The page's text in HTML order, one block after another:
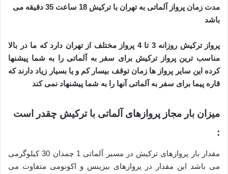
مدت زمان پرواز آلماتی به تهران با ترکیش 18 ساعت 35 دقیقه می
باشد
پرواز ترکیش روزانه 3 تا 4 پرواز مختلف از تهران دارد که ما در بالا
مناسب ترین پرواز ترکیش برای سفر به آلماتی را به شما پیشنها
کرده این سایر پرواز ها زمان توقف بیسار کم و یا بسیار زیاد دارند که
قاره پیما برای سفر به آلماتی آنها را به شما پیشنهاد نمی کند
میزان بار مجاز پروازهای آلماتی با ترکیش چقدر است
:
مقدار بار پروازهای ترکیش در مسیر آلماتی 1 چمدان 30 کیلوگرمی
می باشد این مقدار در پروازهای بیزینس و اکونومی متفاوت می